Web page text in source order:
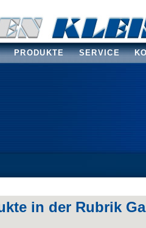
PRODUKTE SERVICE
in der Rubrik